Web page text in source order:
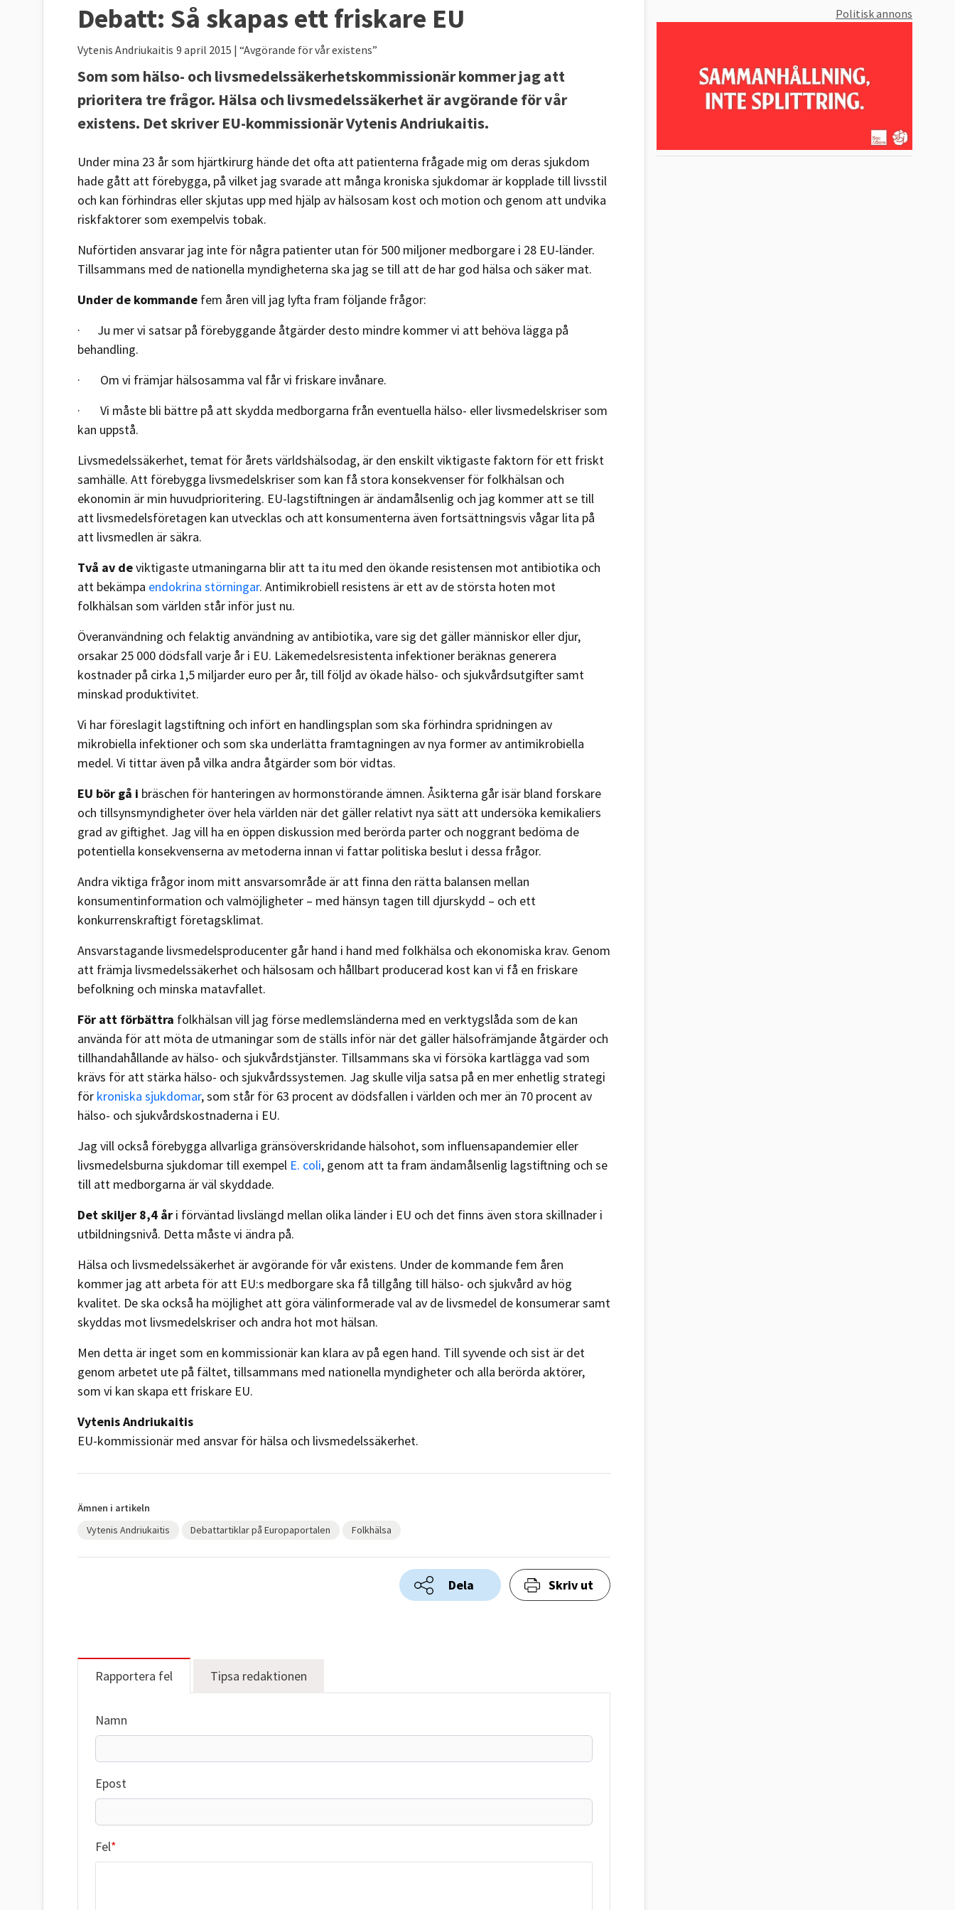
Debatt: Så skapas ett friskare EU
Vytenis Andriukaitis 9 april 2015 | “Avgörande för vår existens”
Som som hälso- och livsmedelssäkerhetskommissionär kommer jag att
prioritera tre frågor. Hälsa och livsmedelssäkerhet är avgörande för vår
existens. Det skriver EU-kommissionär Vytenis Andriukaitis.
Under mina 23 år som hjärtkirurg hände det ofta att patienterna frågade mig om deras sjukdom
hade gått att förebygga, på vilket jag svarade att många kroniska sjukdomar är kopplade till livsstil
och kan förhindras eller skjutas upp med hjälp av hälsosam kost och motion och genom att undvika
riskfaktorer som exempelvis tobak.
Nuförtiden ansvarar jag inte för några patienter utan för 500 miljoner medborgare i 28 EU-länder.
Tillsammans med de nationella myndigheterna ska jag se till att de har god hälsa och säker mat.
Under de kommande fem åren vill jag lyfta fram följande frågor:
· Ju mer vi satsar på förebyggande åtgärder desto mindre kommer vi att behöva lägga på
behandling.
· Om vi främjar hälsosamma val får vi friskare invånare.
· Vi måste bli bättre på att skydda medborgarna från eventuella hälso- eller livsmedelskriser som
kan uppstå.
Livsmedelssäkerhet, temat för årets världshälsodag, är den enskilt viktigaste faktorn för ett friskt
samhälle. Att förebygga livsmedelskriser som kan få stora konsekvenser för folkhälsan och
ekonomin är min huvudprioritering. EU-lagstiftningen är ändamålsenlig och jag kommer att se till
att livsmedelsföretagen kan utvecklas och att konsumenterna även fortsättningsvis vågar lita på
att livsmedlen är säkra.
Två av deviktigaste utmaningarna blir att ta itu med den ökande resistensen mot antibiotika och
att bekämpa endokrina störningar. Antimikrobiell resistens är ett av de största hoten mot
folkhälsan som världen står inför just nu.
Överanvändning och felaktig användning av antibiotika, vare sig det gäller människor eller djur,
orsakar 25 000 dödsfall varje år i EU. Läkemedelsresistenta infektioner beräknas generera
kostnader på cirka 1,5 miljarder euro per år, till följd av ökade hälso- och sjukvårdsutgifter samt
minskad produktivitet.
Vi har föreslagit lagstiftning och infört en handlingsplan som ska förhindra spridningen av
mikrobiella infektioner och som ska underlätta framtagningen av nya former av antimikrobiella
medel. Vi tittar även på vilka andra åtgärder som bör vidtas.
EU bör gå i bräschen för hanteringen av hormonstörande ämnen. Åsikterna går isär bland forskare
och tillsynsmyndigheter över hela världen när det gäller relativt nya sätt att undersöka kemikaliers
grad av giftighet. Jag vill ha en öppen diskussion med berörda parter och noggrant bedöma de
potentiella konsekvenserna av metoderna innan vi fattar politiska beslut i dessa frågor.
Andra viktiga frågor inom mitt ansvarsområde är att finna den rätta balansen mellan
konsumentinformation och valmöjligheter – med hänsyn tagen till djurskydd – och ett
konkurrenskraftigt företagsklimat.
Ansvarstagande livsmedelsproducenter går hand i hand med folkhälsa och ekonomiska krav. Genom
att främja livsmedelssäkerhet och hälsosam och hållbart producerad kost kan vi få en friskare
befolkning och minska matavfallet.
För att förbättra folkhälsan vill jag förse medlemsländerna med en verktygslåda som de kan
använda för att möta de utmaningar som de ställs inför när det gäller hälsofrämjande åtgärder och
tillhandahållande av hälso- och sjukvårdstjänster. Tillsammans ska vi försöka kartlägga vad som
krävs för att stärka hälso- och sjukvårdssystemen. Jag skulle vilja satsa på en mer enhetlig strategi
för kroniska sjukdomar, som står för 63 procent av dödsfallen i världen och mer än 70 procent av
hälso- och sjukvårdskostnaderna i EU.
Jag vill också förebygga allvarliga gränsöverskridande hälsohot, som influensapandemier eller
livsmedelsburna sjukdomar till exempel E. coli, genom att ta fram ändamålsenlig lagstiftning och se
till att medborgarna är väl skyddade.
Det skiljer 8,4 år i förväntad livslängd mellan olika länder i EU och det finns även stora skillnader i
utbildningsnivå. Detta måste vi ändra på.
Hälsa och livsmedelssäkerhet är avgörande för vår existens. Under de kommande fem åren
kommer jag att arbeta för att EU:s medborgare ska få tillgång till hälso- och sjukvård av hög
kvalitet. De ska också ha möjlighet att göra välinformerade val av de livsmedel de konsumerar samt
skyddas mot livsmedelskriser och andra hot mot hälsan.
Men detta är inget som en kommissionär kan klara av på egen hand. Till syvende och sist är det
genom arbetet ute på fältet, tillsammans med nationella myndigheter och alla berörda aktörer,
som vi kan skapa ett friskare EU.
Vytenis Andriukaitis
EU-kommissionär med ansvar för hälsa och livsmedelssäkerhet.
Ämnen i artikeln
Vytenis Andriukaitis
Debattartiklar på Europaportalen Folkhälsa
Dela Skriv ut
Rapportera fel Tipsa redaktionen
Namn
Epost
Fel
Politisk annons